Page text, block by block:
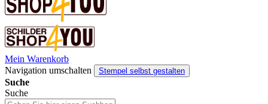
Mein Warenkorb
Navigation umschalten
Stempel selbst gestalten
Suche
Suche